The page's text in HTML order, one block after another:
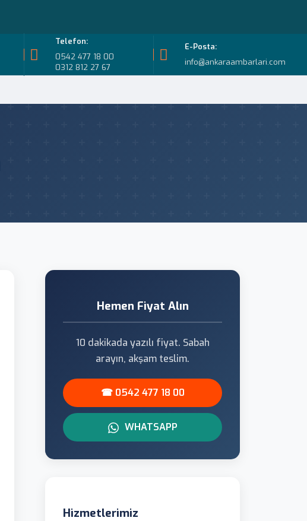
Telefon:
0542 477 18 00
0312 812 27 67
E-Posta:
info@ankaraambarlari.com
Hemen Fiyat Alın
10 dakikada yazılı fiyat. Sabah
arayın, akşam teslim.
☎ 0542 477 18 00
WHATSAPP
Hizmetlerimiz